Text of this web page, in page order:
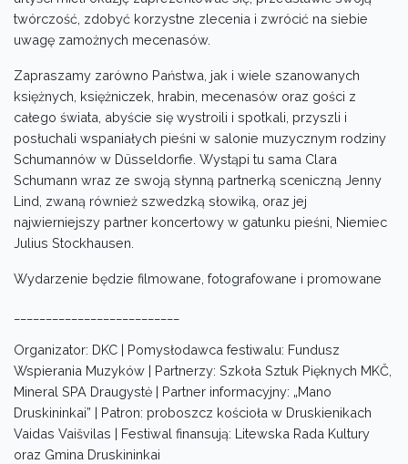
twórczość, zdobyć korzystne zlecenia i zwrócić na siebie
uwagę zamożnych mecenasów.
Zapraszamy zarówno Państwa, jak i wiele szanowanych
księżnych, księżniczek, hrabin, mecenasów oraz gości z
całego świata, abyście się wystroili i spotkali, przyszli i
posłuchali wspaniałych pieśni w salonie muzycznym rodziny
Schumannów w Düsseldorfie. Wystąpi tu sama Clara
Schumann wraz ze swoją słynną partnerką sceniczną Jenny
Lind, zwaną również szwedzką słowiką, oraz jej
najwierniejszy partner koncertowy w gatunku pieśni, Niemiec
Julius Stockhausen.
Wydarzenie będzie filmowane, fotografowane i promowane
Organizator: DKC | Pomysłodawca festiwalu: Fundusz
Wspierania Muzyków | Partnerzy: Szkoła Sztuk Pięknych MKČ,
Mineral SPA Draugystė | Partner informacyjny: „Mano
Druskininkai” | Patron: proboszcz kościoła w Druskienikach
Vaidas Vaišvilas | Festiwal finansują: Litewska Rada Kultury
oraz Gmina Druskininkai